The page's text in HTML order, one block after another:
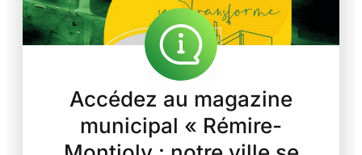
Accédez au magazine
municipal « Rémire-